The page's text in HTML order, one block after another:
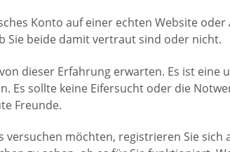
Konto auf einer echten Website
Sie beide damit vertraut sind oder nicht.
dieser Erfahrung erwarten. Es ist
Es sollte keine Eifersucht oder die
Freunde.
versuchen möchten, registrieren Sie